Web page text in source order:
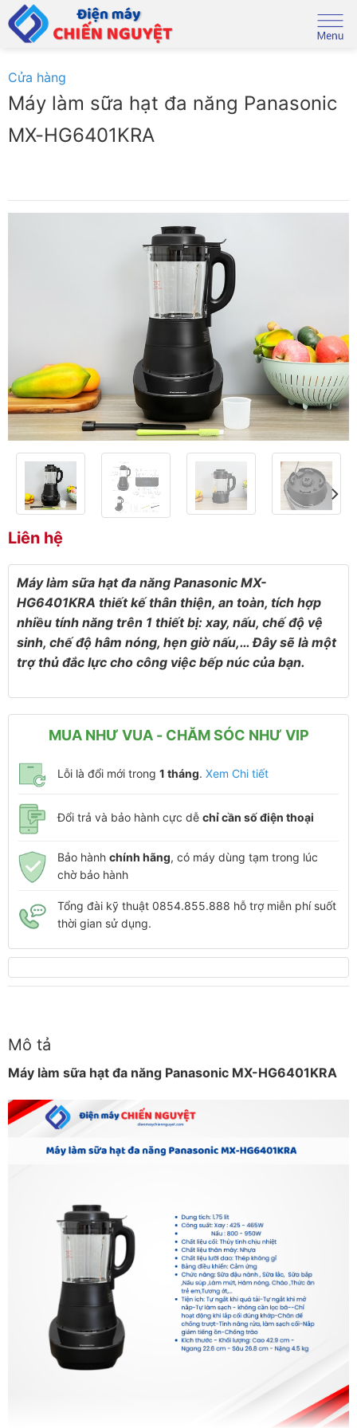
Skip
to
Cửa hàng
Máy làm sữa hạt đa năng Panasonic
MX-HG6401KRA
Liên hệ
Máy làm sữa hạt đa năng Panasonic MX-
HG6401KRA thiết kế thân thiện, an toàn, tích hợp
nhiều tính năng trên 1 thiết bị: xay, nấu, chế độ vệ
sinh, chế độ hâm nóng, hẹn giờ nấu,… Đây sẽ là một
trợ thủ đắc lực cho công việc bếp núc của bạn.
MUA NHƯ VUA - CHĂM SÓC NHƯ VIP
Lỗi là đổi mới trong 1 tháng. Xem Chi tiết
Đổi trả và bảo hành cực dễ chỉ cần số điện thoại
Bảo hành chính hãng, có máy dùng tạm trong lúc
chờ bảo hành
Tổng đài kỹ thuật 0854.855.888 hỗ trợ miễn phí suốt
thời gian sử dụng.
Mô tả
Máy làm sữa hạt đa năng Panasonic MX-HG6401KRA